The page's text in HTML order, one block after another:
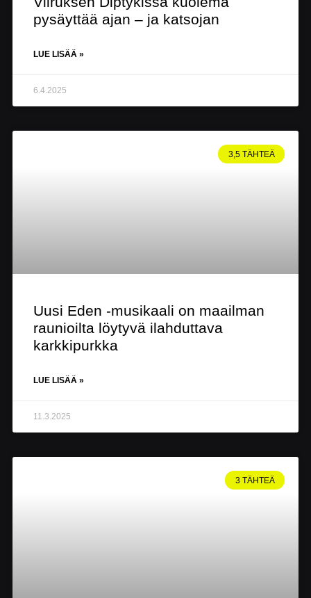
pysäyttää ajan – ja katsojan
LUE LISÄÄ »
6.4.2025
3,5 TÄHTEÄ
Uusi Eden -musikaali on maailman
raunioilta löytyvä ilahduttava
karkkipurkka
LUE LISÄÄ »
11.3.2025
3 TÄHTEÄ